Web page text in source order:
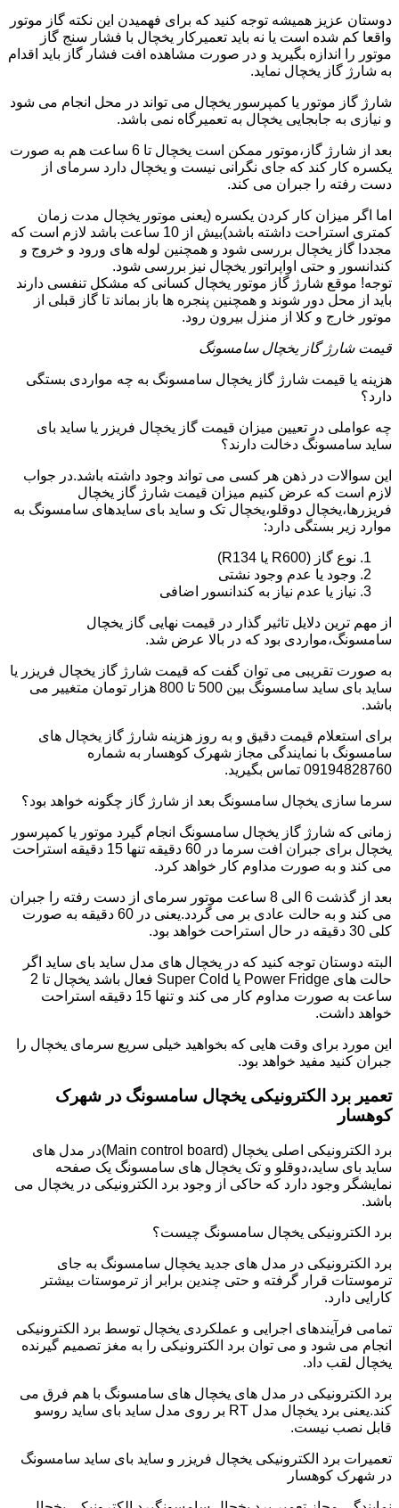
دوستان عزیز همیشه توجه کنید که برای فهمیدن این نکته گاز موتور
واقعا کم شده است یا نه باید تعمیرکار یخچال با فشار سنج گاز
موتور را اندازه بگیرید و در صورت مشاهده افت فشار گاز باید اقدام
به شارژ گاز یخچال نماید.
شارژ گاز موتور یا کمپرسور یخچال می تواند در محل انجام می شود
و نیازی به جابجایی یخچال به تعمیرگاه نمی باشد.
بعد از شارژ گاز،موتور ممکن است یخچال تا 6 ساعت هم به صورت
یکسره کار کند که جای نگرانی نیست و یخچال دارد سرمای از
دست رفته را جبران می کند.
اما اگر میزان کار کردن یکسره (یعنی موتور یخچال مدت زمان
کمتری استراحت داشته باشد)بیش از 10 ساعت باشد لازم است که
مجددا گاز یخچال بررسی شود و همچنین لوله های ورود و خروج و
کندانسور و حتی اواپراتور یخچال نیز بررسی شود.
توجه! موقع شارژ گاز موتور یخچال کسانی که مشکل تنفسی دارند
باید از محل دور شوند و همچنین پنجره ها باز بماند تا گاز قبلی از
موتور خارج و کلا از منزل بیرون رود.
قیمت شارژ گاز یخچال سامسونگ
هزینه یا قیمت شارژ گاز یخچال سامسونگ به چه مواردی بستگی
دارد؟
چه عواملی در تعیین میزان قیمت گاز یخچال فریزر یا ساید بای
ساید سامسونگ دخالت دارند؟
این سوالات در ذهن هر کسی می تواند وجود داشته باشد.در جواب
لازم است که عرض کنیم میزان قیمت شارژ گاز یخچال
فریزرها،یخچال دوقلو،یخچال تک و ساید بای سایدهای سامسونگ به
موارد زیر بستگی دارد:
نوع گاز (R600 یا R134)
وجود یا عدم وجود نشتی
نیاز یا عدم نیاز به کندانسور اضافی
از مهم ترین دلایل تاثیر گذار در قیمت نهایی گاز یخچال
سامسونگ،مواردی بود که در بالا عرض شد.
به صورت تقریبی می توان گفت که قیمت شارژ گاز یخچال فریزر یا
ساید بای ساید سامسونگ بین 500 تا 800 هزار تومان متغییر می
باشد.
برای استعلام قیمت دقیق و به روز هزینه شارژ گاز یخچال های
سامسونگ با نمایندگی مجاز شهرک کوهسار به شماره
09194828760 تماس بگیرید.
سرما سازی یخچال سامسونگ بعد از شارژ گاز چگونه خواهد بود؟
زمانی که شارژ گاز یخچال سامسونگ انجام گیرد موتور یا کمپرسور
یخچال برای جبران افت سرما در 60 دقیقه تنها 15 دقیقه استراحت
می کند و به صورت مداوم کار خواهد کرد.
بعد از گذشت 6 الی 8 ساعت موتور سرمای از دست رفته را جبران
می کند و به حالت عادی بر می گردد.یعنی در 60 دقیقه به صورت
کلی 30 دقیقه در حال استراحت خواهد بود.
البته دوستان توجه کنید که در یخچال های مدل ساید بای ساید اگر
حالت های Power Fridge یا Super Cold فعال باشد یخچال تا 2
ساعت به صورت مداوم کار می کند و تنها 15 دقیقه استراحت
خواهد داشت.
این مورد برای وقت هایی که بخواهید خیلی سریع سرمای یخچال را
جبران کنید مفید خواهد بود.
تعمیر برد الکترونیکی یخچال سامسونگ در شهرک
کوهسار
برد الکترونیکی اصلی یخچال (Main control board)در مدل های
ساید بای ساید،دوقلو و تک یخچال های سامسونگ یک صفحه
نمایشگر وجود دارد که حاکی از وجود برد الکترونیکی در یخچال می
باشد.
برد الکترونیکی یخچال سامسونگ چیست؟
برد الکترونیکی در مدل های جدید یخچال سامسونگ به جای
ترموستات قرار گرفته و حتی چندین برابر از ترموستات بیشتر
کارایی دارد.
تمامی فرآیندهای اجرایی و عملکردی یخچال توسط برد الکترونیکی
انجام می شود و می توان برد الکترونیکی را به مغز تصمیم گیرنده
یخچال لقب داد.
برد الکترونیکی در مدل های یخچال های سامسونگ با هم فرق می
کند.یعنی برد یخچال مدل RT بر روی مدل ساید بای ساید روسو
قابل نصب نیست.
تعمیرات برد الکترونیکی یخچال فریزر و ساید بای ساید سامسونگ
در شهرک کوهسار